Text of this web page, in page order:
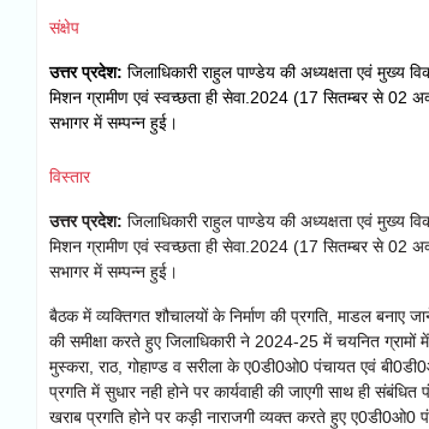
संक्षेप
उत्तर प्रदेश: जिलाधिकारी राहुल पाण्डेय की अध्यक्षता एवं मुख्य
मिशन ग्रामीण एवं स्वच्छता ही सेवा.2024 (17 सितम्बर से
सभागर में सम्पन्न हुई।
विस्तार
उत्तर प्रदेश: जिलाधिकारी राहुल पाण्डेय की अध्यक्षता एवं मुख्य
मिशन ग्रामीण एवं स्वच्छता ही सेवा.2024 (17 सितम्बर से
सभागर में सम्पन्न हुई।
बैठक में व्यक्तिगत शौचालयों के निर्माण की प्रगति, माडल बनाए
की समीक्षा करते हुए जिलाधिकारी ने 2024-25 में चयनित
मुस्करा, राठ, गोहाण्ड व सरीला के ए0डी0ओ0 पंचायत एवं
प्रगति में सुधार नही होने पर कार्यवाही की जाएगी साथ ही संबंधित
खराब प्रगति होने पर कड़ी नाराजगी व्यक्त करते हुए ए0डी0ओ0